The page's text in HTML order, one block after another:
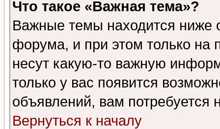
Что такое «Важная тема»?
Важные темы находится ниже
форума, и при этом только на
несут какую-то важную
только у вас появится
объявлений, вам потребуется
Вернуться к началу